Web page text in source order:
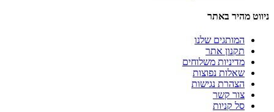
ניווט מהיר באתר
המותגים שלנו
תקנון אתר
מדיניות משלוחים
שאלות נפוצות
הצהרת נגישות
צור קשר
סל קניות